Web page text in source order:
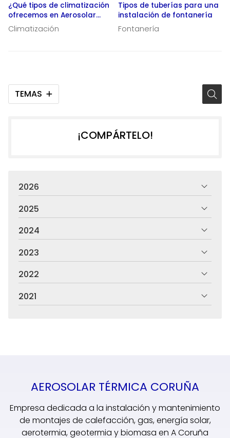
TEMAS
¿Qué tipos de climatización
ofrecemos en Aerosolar
Térmica?
Climatización
Tipos de tuberías para una
instalación de fontanería
Fontanería
¡COMPÁRTELO!
2026
2025
2024
2023
2022
2021
AEROSOLAR TÉRMICA CORUÑA
Empresa dedicada a la instalación y mantenimiento
de montajes de calefacción, gas, energía solar,
aerotermia, geotermia y biomasa en A Coruña